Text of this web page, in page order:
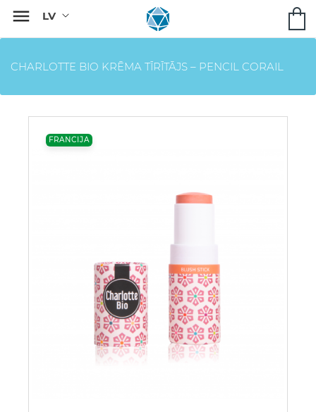

CHARLOTTE BIO KRĒMA TĪRĪTĀJS – PENCIL CORAIL
FRANCIJA